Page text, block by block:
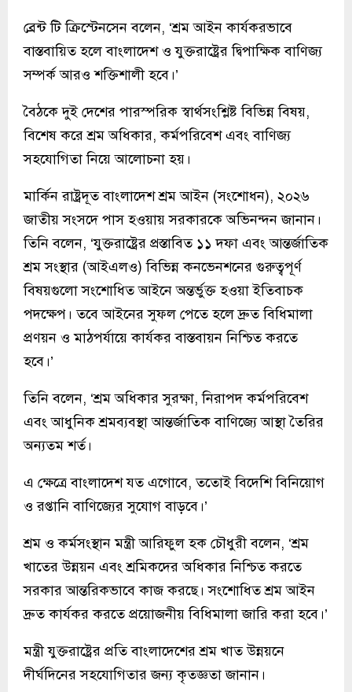
ব্রেন্ট টি ক্রিস্টেনসেন বলেন, ‘শ্রম আইন কার্যকরভাবে
বাস্তবায়িত হলে বাংলাদেশ ও যুক্তরাষ্ট্রের দ্বিপাক্ষিক বাণিজ্য
সম্পর্ক আরও শক্তিশালী হবে।’
বৈঠকে দুই দেশের পারস্পরিক স্বার্থসংশ্লিষ্ট বিভিন্ন বিষয়,
বিশেষ করে শ্রম অধিকার, কর্মপরিবেশ এবং বাণিজ্য
সহযোগিতা নিয়ে আলোচনা হয়।
মার্কিন রাষ্ট্রদূত বাংলাদেশ শ্রম আইন (সংশোধন), ২০২৬
জাতীয় সংসদে পাস হওয়ায় সরকারকে অভিনন্দন জানান।
তিনি বলেন, ‘যুক্তরাষ্ট্রের প্রস্তাবিত ১১ দফা এবং আন্তর্জাতিক
শ্রম সংস্থার (আইএলও) বিভিন্ন কনভেনশনের গুরুত্বপূর্ণ
বিষয়গুলো সংশোধিত আইনে অন্তর্ভুক্ত হওয়া ইতিবাচক
পদক্ষেপ। তবে আইনের সুফল পেতে হলে দ্রুত বিধিমালা
প্রণয়ন ও মাঠপর্যায়ে কার্যকর বাস্তবায়ন নিশ্চিত করতে
হবে।’
তিনি বলেন, ‘শ্রম অধিকার সুরক্ষা, নিরাপদ কর্মপরিবেশ
এবং আধুনিক শ্রমব্যবস্থা আন্তর্জাতিক বাণিজ্যে আস্থা তৈরির
অন্যতম শর্ত।
এ ক্ষেত্রে বাংলাদেশ যত এগোবে, ততোই বিদেশি বিনিয়োগ
ও রপ্তানি বাণিজ্যের সুযোগ বাড়বে।’
শ্রম ও কর্মসংস্থান মন্ত্রী আরিফুল হক চৌধুরী বলেন, ‘শ্রম
খাতের উন্নয়ন এবং শ্রমিকদের অধিকার নিশ্চিত করতে
সরকার আন্তরিকভাবে কাজ করছে। সংশোধিত শ্রম আইন
দ্রুত কার্যকর করতে প্রয়োজনীয় বিধিমালা জারি করা হবে।’
মন্ত্রী যুক্তরাষ্ট্রের প্রতি বাংলাদেশের শ্রম খাত উন্নয়নে
দীর্ঘদিনের সহযোগিতার জন্য কৃতজ্ঞতা জানান।